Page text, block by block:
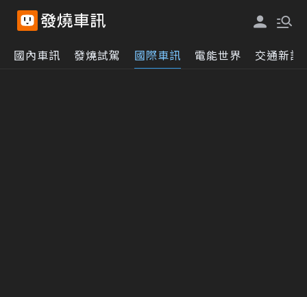
國內車訊 發燒試駕 國際車訊 電能世界 交通新訊